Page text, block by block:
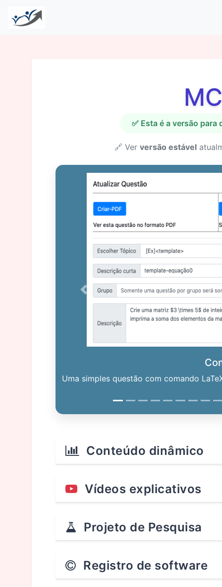
✅ Esta é a versão
🔗 Ver versão estável
Uma simples questão com comando
Previous
Conteúdo dinâmico
Vídeos explicativos
Projeto de Pesquisa
Registro de software